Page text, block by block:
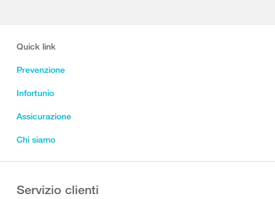
Quick link
Prevenzione
Infortunio
Assicurazione
Chi siamo
Servizio clienti